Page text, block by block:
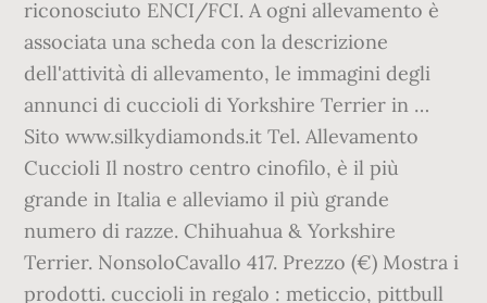
riconosciuto ENCI/FCI. A ogni allevamento è
associata una scheda con la descrizione
dell'attività di allevamento, le immagini degli
annunci di cuccioli di Yorkshire Terrier in …
Sito www.silkydiamonds.it Tel. Allevamento
Cuccioli Il nostro centro cinofilo, è il più
grande in Italia e alleviamo il più grande
numero di razze. Chihuahua & Yorkshire
Terrier. NonsoloCavallo 417. Prezzo (€) Mostra i
prodotti. cuccioli in regalo : meticcio, pittbull